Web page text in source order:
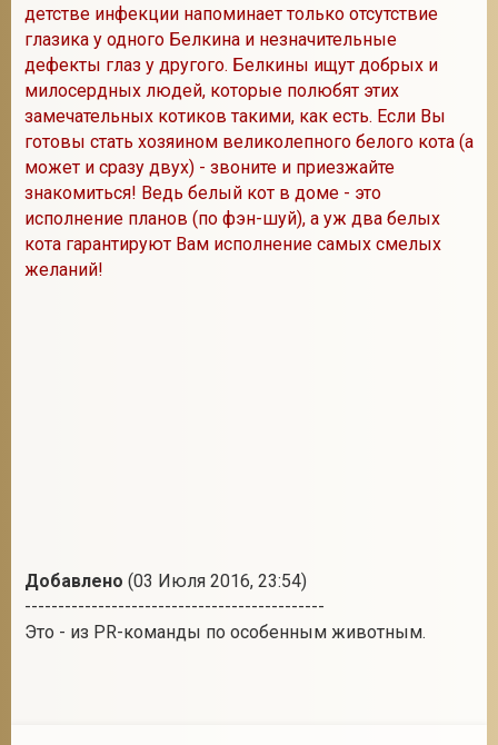
детстве инфекции напоминает только отсутствие
глазика у одного Белкина и незначительные
дефекты глаз у другого. Белкины ищут добрых и
милосердных людей, которые полюбят этих
замечательных котиков такими, как есть. Если Вы
готовы стать хозяином великолепного белого кота (а
может и сразу двух) - звоните и приезжайте
знакомиться! Ведь белый кот в доме - это
исполнение планов (по фэн-шуй), а уж два белых
кота гарантируют Вам исполнение самых смелых
желаний!
Добавлено (03 Июля 2016, 23:54)
---------------------------------------------
Это - из PR-команды по особенным животным.